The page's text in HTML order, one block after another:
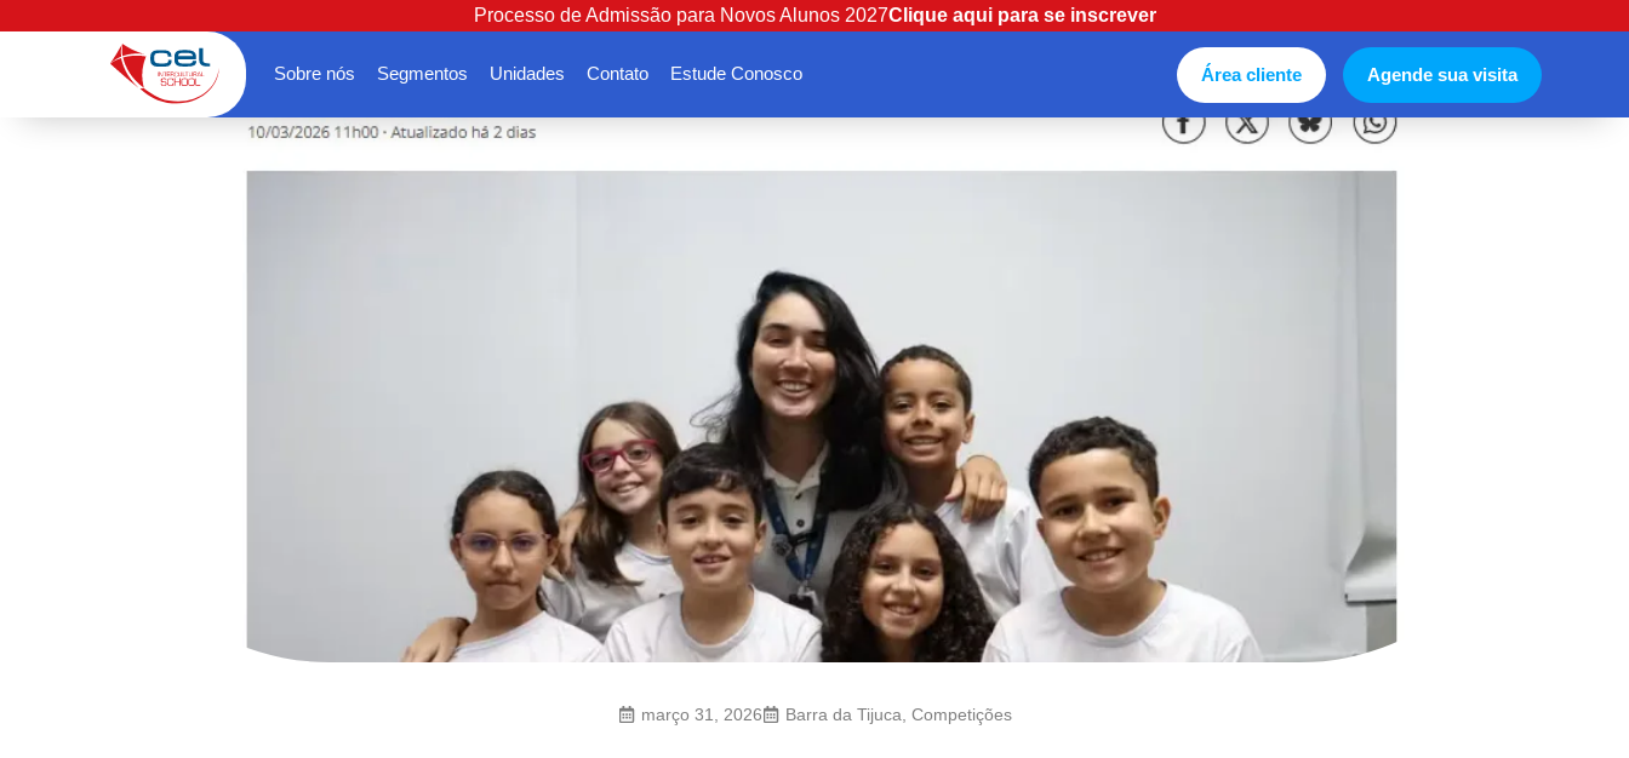
Processo de Admissão para Novos Alunos 2027Clique aqui para se inscrever
Sobre nós Segmentos Unidades Contato Estude Conosco Área cliente Agende sua visita
março 31, 2026 Barra da Tijuca, Competições